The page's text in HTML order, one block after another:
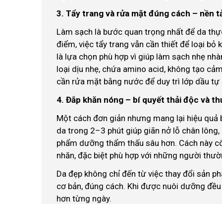
3. Tẩy trang và rửa mặt đúng cách – nền
Làm sạch là bước quan trọng nhất để da
điểm, việc tẩy trang vẫn cần thiết để loại bỏ
là lựa chọn phù hợp vì giúp làm sạch nhẹ
loại dịu nhẹ, chứa amino acid, không tạo
cần rửa mặt bằng nước để duy trì lớp dầu tự
4. Đắp khăn nóng – bí quyết thải độc và
Một cách đơn giản nhưng mang lại hiệu
da trong 2–3 phút giúp giãn nở lỗ chân
phẩm dưỡng thẩm thấu sâu hơn. Cách này
nhăn, đặc biệt phù hợp với những người
Da đẹp không chỉ đến từ việc thay đổi sản
cơ bản, đúng cách. Khi được nuôi dưỡng
hơn từng ngày.